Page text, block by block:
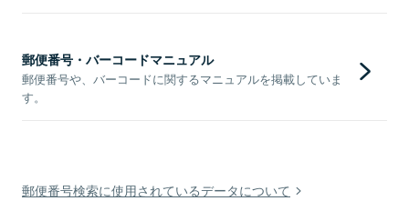
郵便番号・バーコードマニュアル
郵便番号や、バーコードに関するマニュアルを掲載していま
す。
郵便番号検索に使用されているデータについて